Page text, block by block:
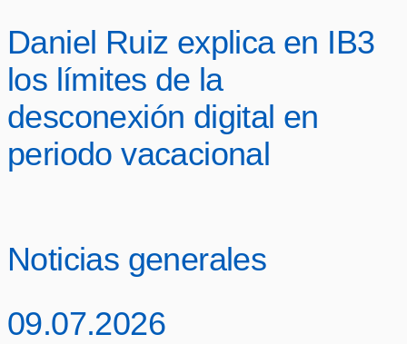
Daniel Ruiz explica en IB3
los límites de la
desconexión digital en
periodo vacacional
Noticias generales
09.07.2026